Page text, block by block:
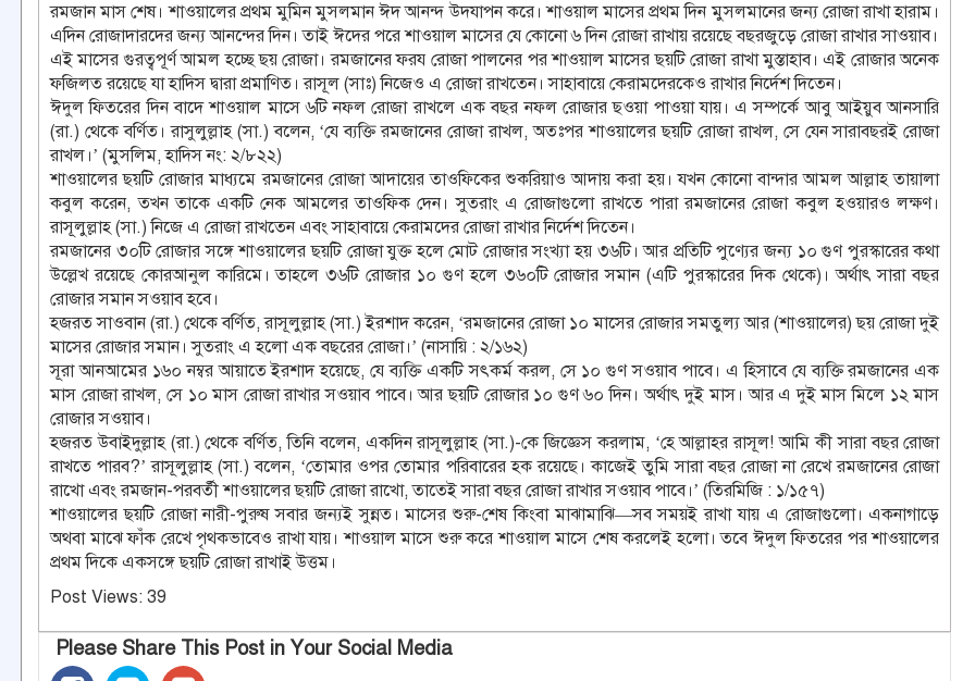
রমজান মাস শেষ। শাওয়ালের প্রথম মুমিন মুসলমান ঈদ আনন্দ উদযাপন করে। শাওয়াল মাসের প্রথম দিন মুসলমানের জন্য রোজা রাখা হারাম।
এদিন রোজাদারদের জন্য আনন্দের দিন। তাই ঈদের পরে শাওয়াল মাসের যে কোনো ৬ দিন রোজা রাখায় রয়েছে বছরজুড়ে রোজা রাখার সাওয়াব।
এই মাসের গুরত্বপূর্ণ আমল হচ্ছে ছয় রোজা। রমজানের ফরয রোজা পালনের পর শাওয়াল মাসের ছয়টি রোজা রাখা মুস্তাহাব। এই রোজার অনেক
ফজিলত রয়েছে যা হাদিস দ্বারা প্রমাণিত। রাসূল (সাঃ) নিজেও এ রোজা রাখতেন। সাহাবায়ে কেরামদেরকেও রাখার নির্দেশ দিতেন।
ঈদুল ফিতরের দিন বাদে শাওয়াল মাসে ৬টি নফল রোজা রাখলে এক বছর নফল রোজার ছওয়া পাওয়া যায়। এ সম্পর্কে আবু আইয়ুব আনসারি
(রা.) থেকে বর্ণিত। রাসুলুল্লাহ (সা.) বলেন, ‘যে ব্যক্তি রমজানের রোজা রাখল, অতঃপর শাওয়ালের ছয়টি রোজা রাখল, সে যেন সারাবছরই রোজা
রাখল।’ (মুসলিম, হাদিস নং: ২/৮২২)
শাওয়ালের ছয়টি রোজার মাধ্যমে রমজানের রোজা আদায়ের তাওফিকের শুকরিয়াও আদায় করা হয়। যখন কোনো বান্দার আমল আল্লাহ তায়ালা
কবুল করেন, তখন তাকে একটি নেক আমলের তাওফিক দেন। সুতরাং এ রোজাগুলো রাখতে পারা রমজানের রোজা কবুল হওয়ারও লক্ষণ।
রাসূলুল্লাহ (সা.) নিজে এ রোজা রাখতেন এবং সাহাবায়ে কেরামদের রোজা রাখার নির্দেশ দিতেন।
রমজানের ৩০টি রোজার সঙ্গে শাওয়ালের ছয়টি রোজা যুক্ত হলে মোট রোজার সংখ্যা হয় ৩৬টি। আর প্রতিটি পুণ্যের জন্য ১০ গুণ পুরস্কারের কথা
উল্লেখ রয়েছে কোরআনুল কারিমে। তাহলে ৩৬টি রোজার ১০ গুণ হলে ৩৬০টি রোজার সমান (এটি পুরস্কারের দিক থেকে)। অর্থাৎ সারা বছর
রোজার সমান সওয়াব হবে।
হজরত সাওবান (রা.) থেকে বর্ণিত, রাসূলুল্লাহ (সা.) ইরশাদ করেন, ‘রমজানের রোজা ১০ মাসের রোজার সমতুল্য আর (শাওয়ালের) ছয় রোজা দুই
মাসের রোজার সমান। সুতরাং এ হলো এক বছরের রোজা।’ (নাসায়ি : ২/১৬২)
সূরা আনআমের ১৬০ নম্বর আয়াতে ইরশাদ হয়েছে, যে ব্যক্তি একটি সৎকর্ম করল, সে ১০ গুণ সওয়াব পাবে। এ হিসাবে যে ব্যক্তি রমজানের এক
মাস রোজা রাখল, সে ১০ মাস রোজা রাখার সওয়াব পাবে। আর ছয়টি রোজার ১০ গুণ ৬০ দিন। অর্থাৎ দুই মাস। আর এ দুই মাস মিলে ১২ মাস
রোজার সওয়াব।
হজরত উবাইদুল্লাহ (রা.) থেকে বর্ণিত, তিনি বলেন, একদিন রাসূলুল্লাহ (সা.)-কে জিজ্ঞেস করলাম, ‘হে আল্লাহর রাসূল! আমি কী সারা বছর রোজা
রাখতে পারব?’ রাসূলুল্লাহ (সা.) বলেন, ‘তোমার ওপর তোমার পরিবারের হক রয়েছে। কাজেই তুমি সারা বছর রোজা না রেখে রমজানের রোজা
রাখো এবং রমজান-পরবর্তী শাওয়ালের ছয়টি রোজা রাখো, তাতেই সারা বছর রোজা রাখার সওয়াব পাবে।’ (তিরমিজি : ১/১৫৭)
শাওয়ালের ছয়টি রোজা নারী-পুরুষ সবার জন্যই সুন্নত। মাসের শুরু-শেষ কিংবা মাঝামাঝি—সব সময়ই রাখা যায় এ রোজাগুলো। একনাগাড়ে
অথবা মাঝে ফাঁক রেখে পৃথকভাবেও রাখা যায়। শাওয়াল মাসে শুরু করে শাওয়াল মাসে শেষ করলেই হলো। তবে ঈদুল ফিতরের পর শাওয়ালের
প্রথম দিকে একসঙ্গে ছয়টি রোজা রাখাই উত্তম।
Post Views: 39
Please Share This Post in Your Social Media